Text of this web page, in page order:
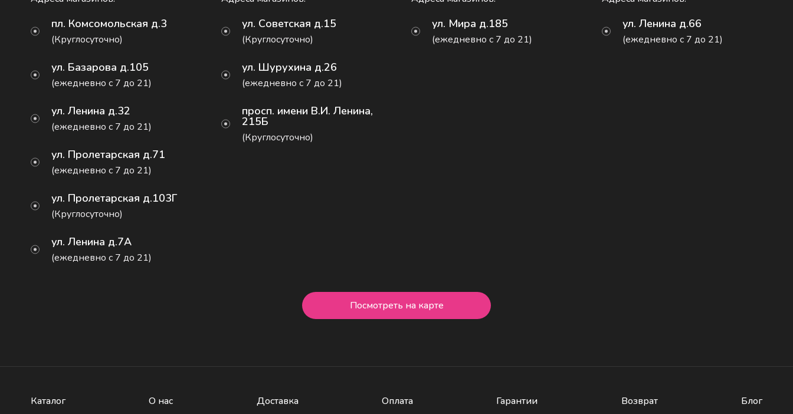
пл. Комсомольская д.3
(Круглосуточно)
ул. Базарова д.105
(ежедневно с 7 до 21)
ул. Ленина д.32
(ежедневно с 7 до 21)
ул. Пролетарская д.71
(ежедневно с 7 до 21)
ул. Пролетарская д.103Г
(Круглосуточно)
ул. Ленина д.7А
(ежедневно с 7 до 21)
ул. Советская д.15
(Круглосуточно)
ул. Шурухина д.26
(ежедневно с 7 до 21)
просп. имени В.И. Ленина,
215Б
(Круглосуточно)
ул. Мира д.185
(ежедневно с 7 до 21)
ул. Ленина д.66
(ежедневно с 7 до 21)
Посмотреть на карте
Каталог О нас Доставка Оплата Гарантии Возврат Блог